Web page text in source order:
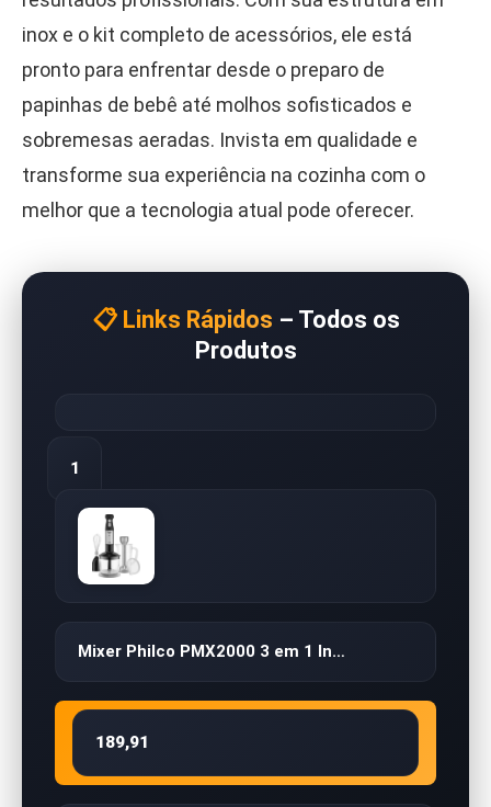
inox e o kit completo de acessórios, ele está
pronto para enfrentar desde o preparo de
papinhas de bebê até molhos sofisticados e
sobremesas aeradas. Invista em qualidade e
transforme sua experiência na cozinha com o
melhor que a tecnologia atual pode oferecer.
📋 Links Rápidos – Todos os
Produtos
1
Mixer Philco PMX2000 3 em 1 In…
189,91